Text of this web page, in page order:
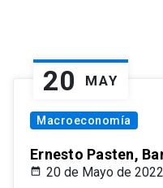
20 MAY
Macroeconomía
Ernesto Pasten,
20 de Mayo de 2022